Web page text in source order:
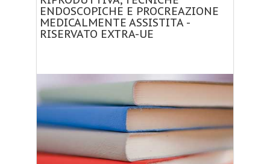
ENDOSCOPICHE E PROCREAZIONE
MEDICALMENTE ASSISTITA -
RISERVATO EXTRA-UE